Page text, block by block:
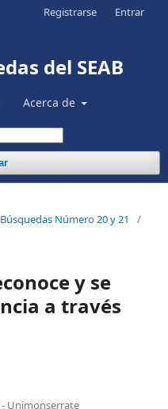
del SEAB
Acerca de
Registrarse Entrar
Número 20 y 21
/
y se
a través
Unimonserrate